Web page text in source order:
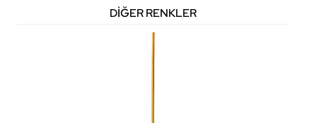
DIĞER RENKLER